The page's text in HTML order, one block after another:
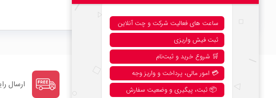
نحوه خرید از فروشگاه ارسال